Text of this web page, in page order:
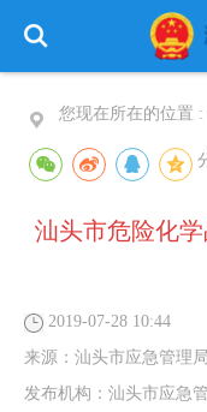
首 页 政务公开
您现在所在的位置 :
汕头市危险化
2019-07-28 10:44
来源： 汕头市应急管理局
发布机构： 汕头市应急